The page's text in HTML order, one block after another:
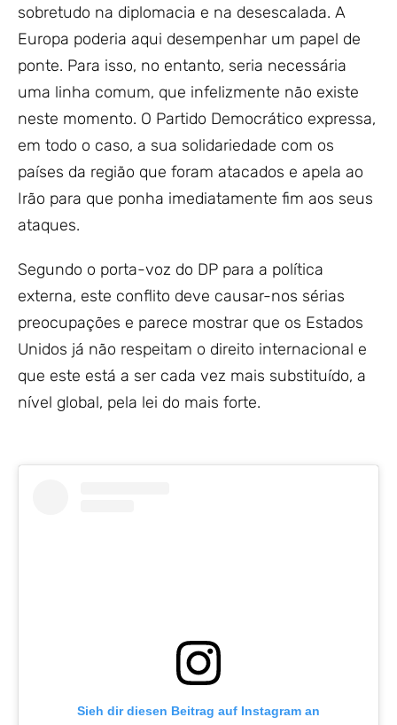
sobretudo na diplomacia e na desescalada. A
Europa poderia aqui desempenhar um papel de
ponte. Para isso, no entanto, seria necessária
uma linha comum, que infelizmente não existe
neste momento. O Partido Democrático expressa,
em todo o caso, a sua solidariedade com os
países da região que foram atacados e apela ao
Irão para que ponha imediatamente fim aos seus
ataques.
Segundo o porta-voz do DP para a política
externa, este conflito deve causar-nos sérias
preocupações e parece mostrar que os Estados
Unidos já não respeitam o direito internacional e
que este está a ser cada vez mais substituído, a
nível global, pela lei do mais forte.
Sieh dir diesen Beitrag auf Instagram an